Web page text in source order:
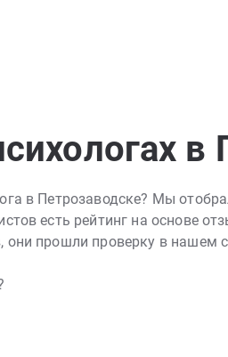
в
в Петрозаводске? Мы
есть рейтинг на основе
прошли проверку в нашем